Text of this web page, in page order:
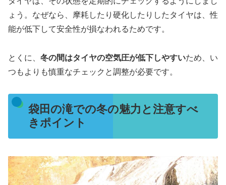
ょう。なぜなら、摩耗したり硬化したりしたタイヤは、性
能が低下して安全性が損なわれるためです。
とくに、 冬の間はタイヤの空気圧が低下しやすいため、い
つもよりも慎重なチェックと調整が必要です。
袋田の滝での冬の魅力と注意すべ
きポイント